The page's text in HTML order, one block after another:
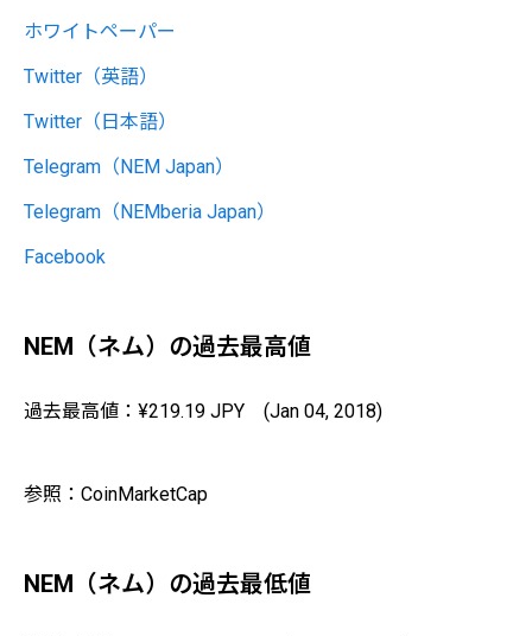
ホワイトペーパー
Twitter（英語）
Twitter（日本語）
Telegram（NEM Japan）
Telegram（NEMberia Japan）
Facebook
NEM（ネム）の過去最高値
過去最高値：¥219.19 JPY (Jan 04, 2018)
参照：CoinMarketCap
NEM（ネム）の過去最低値